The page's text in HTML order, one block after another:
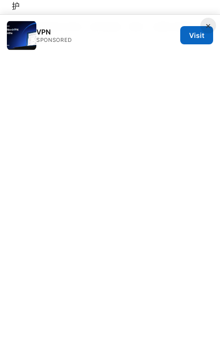
护
Vpn购买指南与评估：如何选择、购买、设置与使用VPN
的完整手册
×
VPN
SPONSORED
Visit